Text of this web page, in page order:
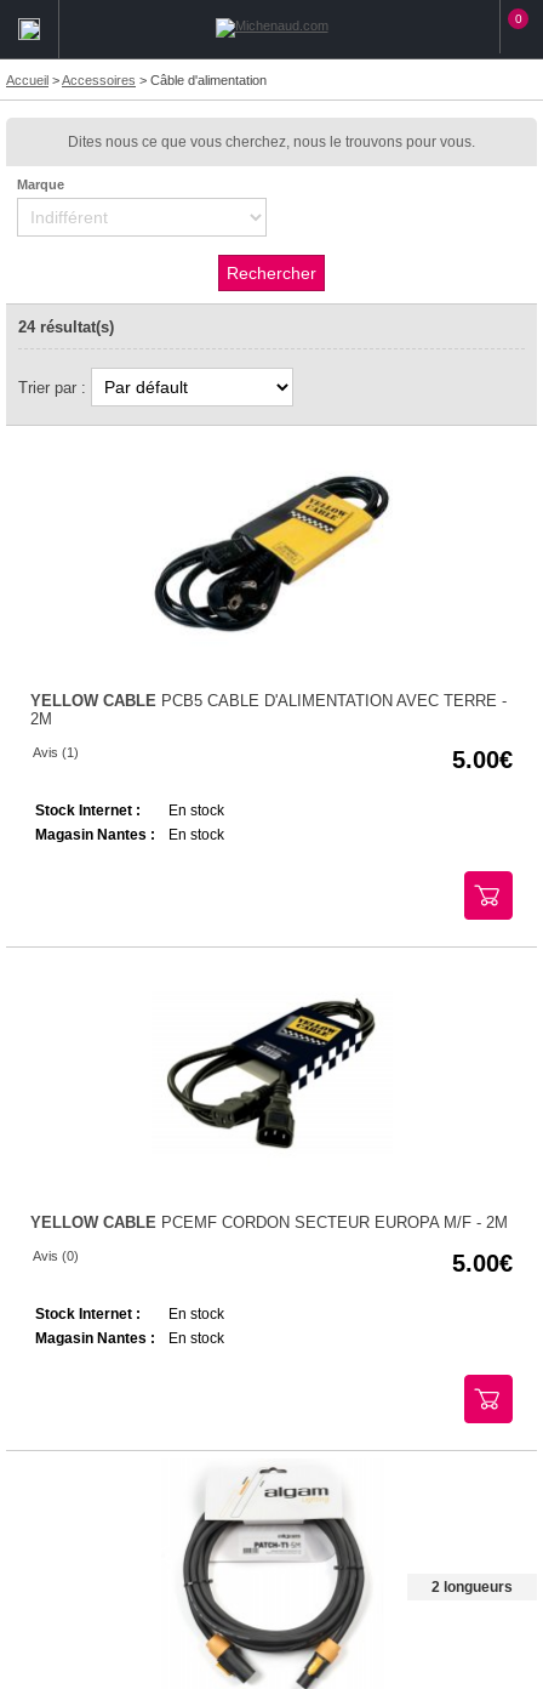
0
Accueil >Accessoires > Câble d'alimentation
Dites nous ce que vous cherchez, nous le trouvons pour vous.
Marque
24 résultat(s)
Trier par :
YELLOW CABLE PCB5 CABLE D'ALIMENTATION AVEC TERRE -
2M
Avis (1) 5.00
Stock Internet :
En stock
Magasin Nantes :
En stock
YELLOW CABLE PCEMF CORDON SECTEUR EUROPA M/F - 2M
Avis (0) 5.00
Stock Internet :
En stock
Magasin Nantes :
En stock
2 longueurs